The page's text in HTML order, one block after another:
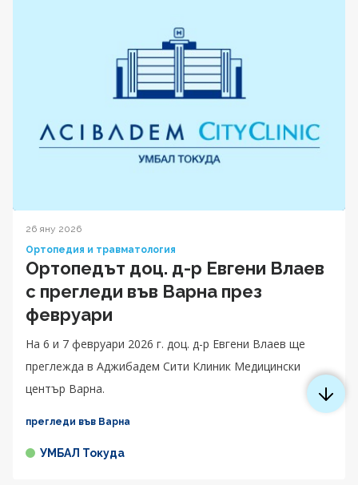
26 яну 2026
Ортопедия и травматология
Ортопедът доц. д-р Евгени Влаев
с прегледи във Варна през
февруари
На 6 и 7 февруари 2026 г. доц. д-р Евгени Влаев ще
преглежда в Аджибадем Сити Клиник Медицински
център Варна.
прегледи във Варна
УМБАЛ Токуда